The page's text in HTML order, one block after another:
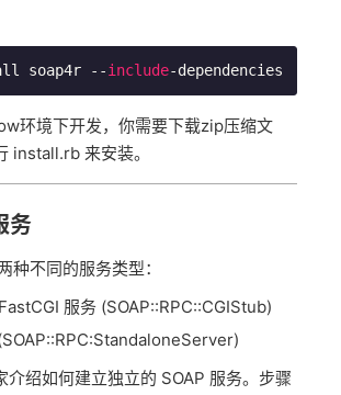
soap4r --include
环境下开发，你需要下载zip压缩文
install.rb 来安装。
务
种不同的服务类型：
服务 (SOAP::RPC::CGIStub)
介绍如何建立独立的 SOAP 服务。步骤